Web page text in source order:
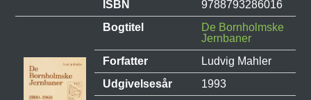
ISBN
9788793286016
Bogtitel
De Bornholmske
Jernbaner
Forfatter
Ludvig Mahler
Udgivelsesår
1993